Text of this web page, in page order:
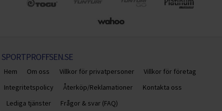
SPORTPROFFSEN.SE
Hem Om oss Villkor för privatpersoner
Villkor för företag
Integritetspolicy
Återköp/Reklamationer
Kontakta oss
Lediga tjänster
Frågor & svar (FAQ)